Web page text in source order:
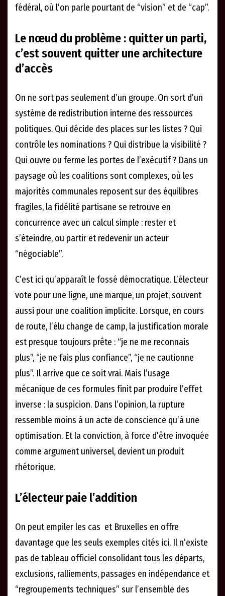
fédéral, où l’on parle pourtant de “vision” et de “cap”.
Le nœud du problème : quitter un parti,
c’est souvent quitter une architecture
d’accès
On ne sort pas seulement d’un groupe. On sort d’un
système de redistribution interne des ressources
politiques. Qui décide des places sur les listes ? Qui
contrôle les nominations ? Qui distribue la visibilité ?
Qui ouvre ou ferme les portes de l’exécutif ? Dans un
paysage où les coalitions sont complexes, où les
majorités communales reposent sur des équilibres
fragiles, la fidélité partisane se retrouve en
concurrence avec un calcul simple : rester et
s’éteindre, ou partir et redevenir un acteur
“négociable”.
C’est ici qu’apparaît le fossé démocratique. L’électeur
vote pour une ligne, une marque, un projet, souvent
aussi pour une coalition implicite. Lorsque, en cours
de route, l’élu change de camp, la justification morale
est presque toujours prête : “je ne me reconnais
plus”, “je ne fais plus confiance”, “je ne cautionne
plus”. Il arrive que ce soit vrai. Mais l’usage
mécanique de ces formules finit par produire l’effet
inverse : la suspicion. Dans l’opinion, la rupture
ressemble moins à un acte de conscience qu’à une
optimisation. Et la conviction, à force d’être invoquée
comme argument universel, devient un produit
rhétorique.
L’électeur paie l’addition
On peut empiler les cas et Bruxelles en offre
davantage que les seuls exemples cités ici. Il n’existe
pas de tableau officiel consolidant tous les départs,
exclusions, ralliements, passages en indépendance et
“regroupements techniques” sur l’ensemble des